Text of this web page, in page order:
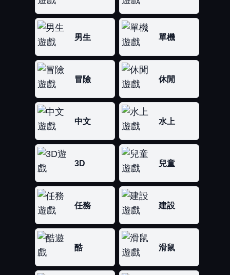
男生 單機
冒險 休閒
中文 水上
3D 兒童
任務 建設
酷 滑鼠